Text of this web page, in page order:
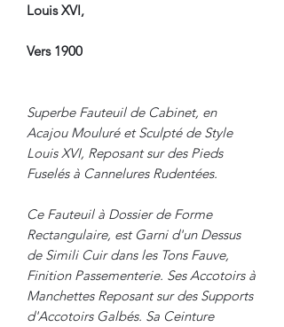
Louis XVI,
Vers 1900
Superbe Fauteuil de Cabinet, en
Acajou Mouluré et Sculpté de Style
Louis XVI, Reposant sur des Pieds
Fuselés à Cannelures Rudentées.
Ce Fauteuil à Dossier de Forme
Rectangulaire, est Garni d'un Dessus
de Simili Cuir dans les Tons Fauve,
Finition Passementerie. Ses Accotoirs à
Manchettes Reposant sur des Supports
d'Accotoirs Galbés. Sa Ceinture